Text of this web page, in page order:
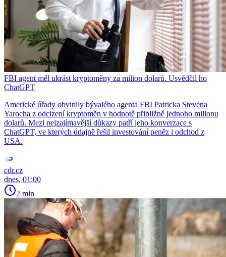
FBI agent měl ukrást kryptoměny za milion dolarů. Usvědčil ho
ChatGPT
Americké úřady obvinily bývalého agenta FBI Patricka Stevena
Yarocha z odcizení kryptoměn v hodnotě přibližně jednoho milionu
dolarů. Mezi nejzajímavější důkazy patří jeho konverzace s
ChatGPT, ve kterých údajně řešil investování peněz i odchod z
USA.
cdr.cz
dnes, 01:00
2 min